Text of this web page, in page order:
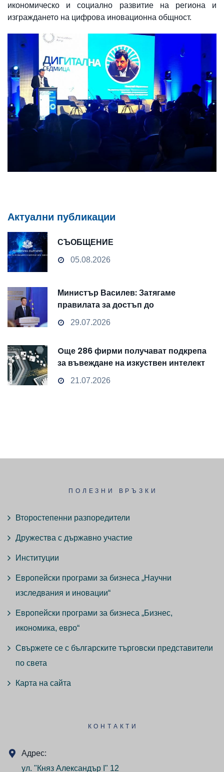
икономическо и социално развитие на региона и
изграждането на цифрова иновационна общност.
Актуални публикации
СЪОБЩЕНИЕ
05.08.2026
Министър Василев: Затягаме
правилата за достъп до
чувствителни данни
29.07.2026
Oще 286 фирми получават подкрепа
за въвеждане на изкуствен интелект
и облачни технологии
21.07.2026
ПОЛЕЗНИ ВРЪЗКИ
Второстепенни разпоредители
Дружества с държавно участие
Институции
Европейски програми за бизнеса „Научни
изследвания и иновации“
Европейски програми за бизнеса „Бизнес,
икономика, евро“
Свържете се с българските търговски представители
по света
Карта на сайта
КОНТАКТИ
Адрес:
ул. "Княз Александър I" 12